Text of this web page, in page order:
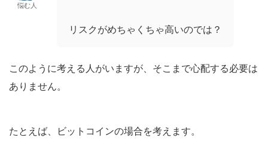
悩む人
リスクがめちゃくちゃ高いのでは？
このように考える人がいますが、そこまで心配する必要は
ありません。
たとえば、ビットコインの場合を考えます。